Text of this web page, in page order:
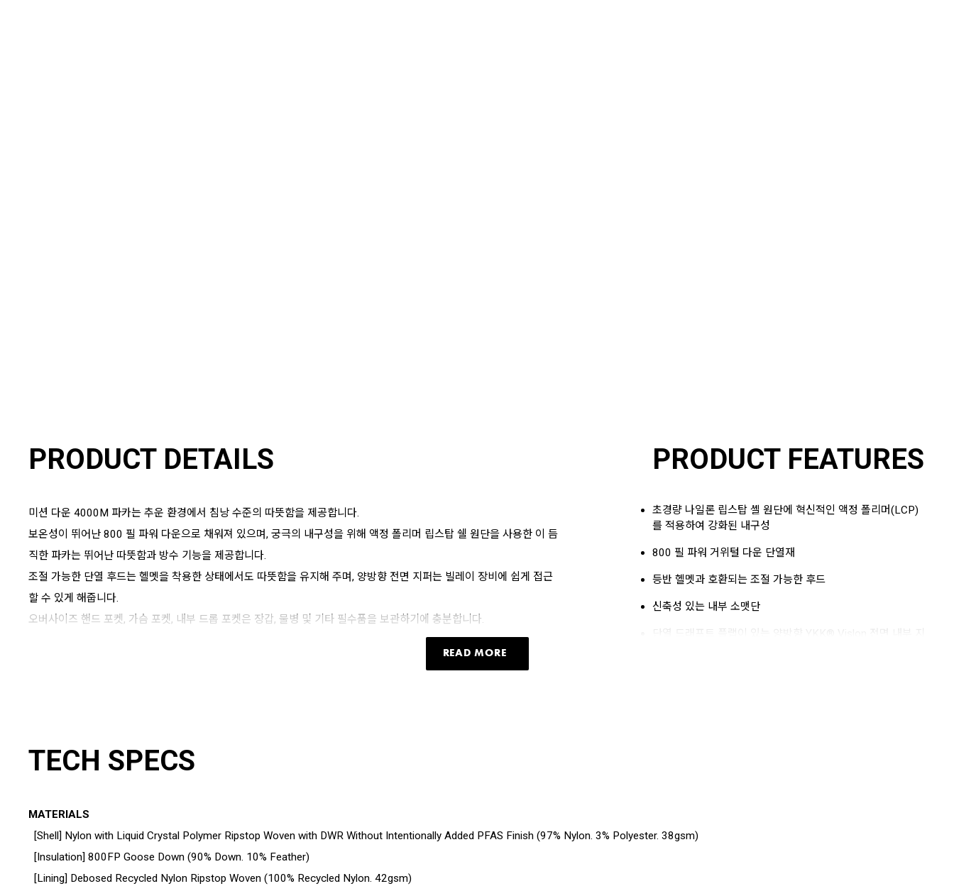
PRODUCT DETAILS
미션 다운 4000M 파카는 추운 환경에서 침낭 수준의 따뜻함을 제공합니다.
보온성이 뛰어난 800 필 파워 다운으로 채워져 있으며, 궁극의 내구성을 위해 액정 폴리머 립스탑 쉘 원단을 사용한 이 듬
직한 파카는 뛰어난 따뜻함과 방수 기능을 제공합니다.
조절 가능한 단열 후드는 헬멧을 착용한 상태에서도 따뜻함을 유지해 주며, 양방향 전면 지퍼는 빌레이 장비에 쉽게 접근
할 수 있게 해줍니다.
오버사이즈 핸드 포켓, 가슴 포켓, 내부 드롭 포켓은 장갑, 물병 및 기타 필수품을 보관하기에 충분합니다.
PRODUCT FEATURES
초경량 나일론 립스탑 셸 원단에 혁신적인 액정 폴리머(LCP)
를 적용하여 강화된 내구성
800 필 파워 거위털 다운 단열재
등반 헬멧과 호환되는 조절 가능한 후드
신축성 있는 내부 소맷단
READ MORE
TECH SPECS
MATERIALS
[Shell] Nylon with Liquid Crystal Polymer Ripstop Woven with DWR Without Intentionally Added PFAS Finish (97% Nylon. 3% Polyester. 38gsm)
[Insulation] 800FP Goose Down (90% Down. 10% Feather)
[Lining] Debosed Recycled Nylon Ripstop Woven (100% Recycled Nylon. 42gsm)